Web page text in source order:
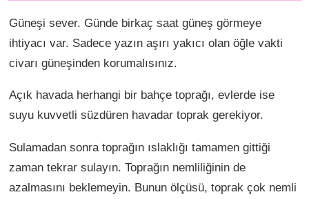
Güneşi sever. Günde birkaç saat güneş görmeye
ihtiyacı var. Sadece yazın aşırı yakıcı olan öğle vakti
civarı güneşinden korumalısınız.
Açık havada herhangi bir bahçe toprağı, evlerde ise
suyu kuvvetli süzdüren havadar toprak gerekiyor.
Sulamadan sonra toprağın ıslaklığı tamamen gittiği
zaman tekrar sulayın. Toprağın nemliliğinin de
azalmasını beklemeyin. Bunun ölçüsü, toprak çok nemli